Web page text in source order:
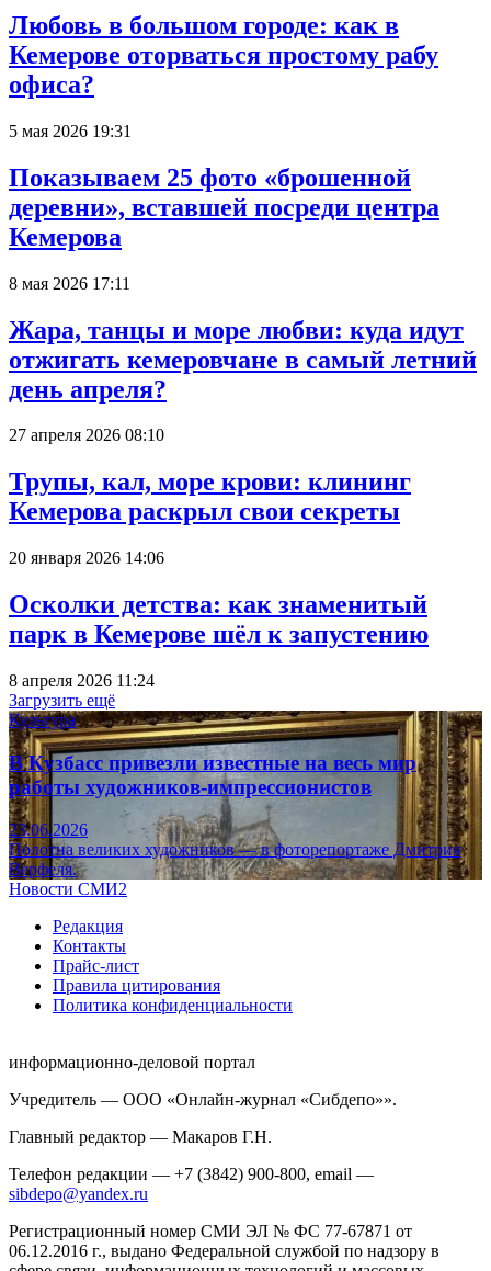
Любовь в большом городе: как в
Кемерове оторваться простому рабу
офиса?
5 мая 2026 19:31
Показываем 25 фото «брошенной
деревни», вставшей посреди центра
Кемерова
8 мая 2026 17:11
Жара, танцы и море любви: куда идут
отжигать кемеровчане в самый летний
день апреля?
27 апреля 2026 08:10
Трупы, кал, море крови: клининг
Кемерова раскрыл свои секреты
20 января 2026 14:06
Осколки детства: как знаменитый
парк в Кемерове шёл к запустению
8 апреля 2026 11:24
Загрузить ещё
Культура
В Кузбасс привезли известные на весь мир
работы художников-импрессионистов
23.06.2026
Полотна великих художников — в фоторепортаже Дмитрия
Верфеля.
Новости СМИ2
Редакция
Контакты
Прайс-лист
Правила цитирования
Политика конфиденциальности
информационно-деловой портал
Учредитель — ООО «Онлайн-журнал «Сибдепо»».
Главный редактор — Макаров Г.Н.
Телефон редакции — +7 (3842) 900-800, email —
sibdepo@yandex.ru
Регистрационный номер СМИ ЭЛ № ФС 77-67871 от
06.12.2016 г., выдано Федеральной службой по надзору в